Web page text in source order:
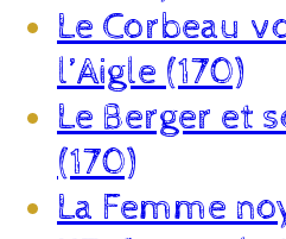
Le Corbeau
l’Aigle (170)
Le Berger et
(170)
La Femme